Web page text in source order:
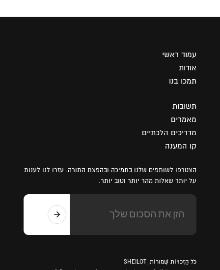
עמוד ראשי
אודות
תמכו בנו
תשובות
מאמרים
מדריכים הלכתיים
קו המענה
הצטרפו לשותפים שלנו בתמיכה ובהפצת התורה. עזרו לנו לענות
על יותר שאלות מהר יותר וטוב יותר.
כֹּל הַזְכוּיוֹת שְׁמוּרוֹת, SHEILOT